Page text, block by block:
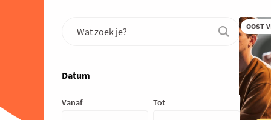
Datum
Vanaf Tot
OOST-